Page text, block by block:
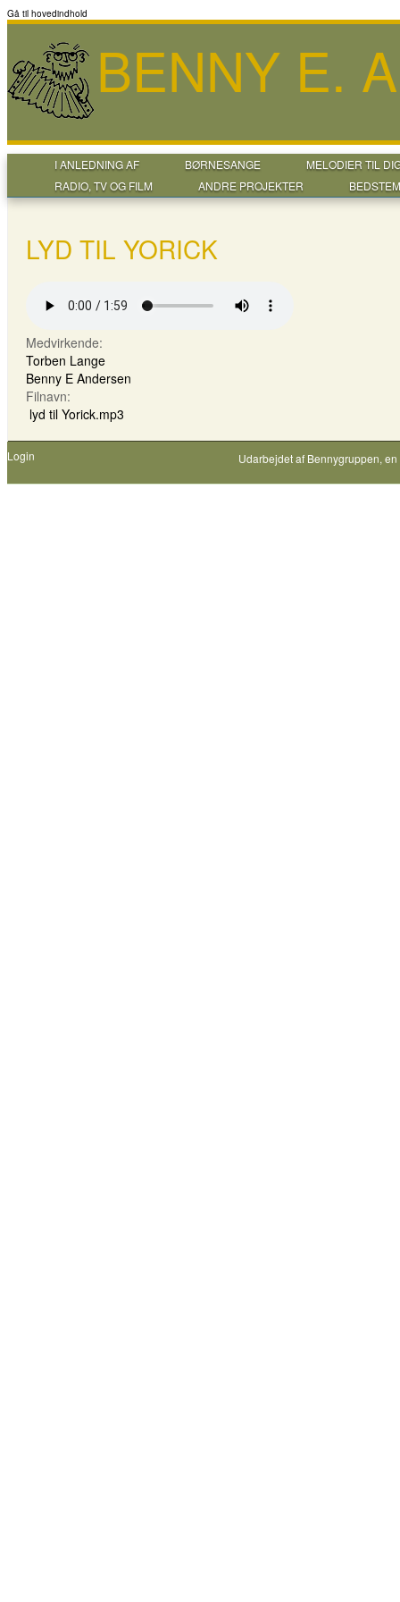
Gå til hovedindhold
BENNY E.
I ANLEDNING AF BØRNESANGE
MELODIER TIL
RADIO, TV OG FILM
ANDRE PROJEKTER
LYD TIL YORICK
Medvirkende:
Torben Lange
Benny E Andersen
Filnavn:
lyd til Yorick.mp3
Login Udarbejdet af Bennygruppen,